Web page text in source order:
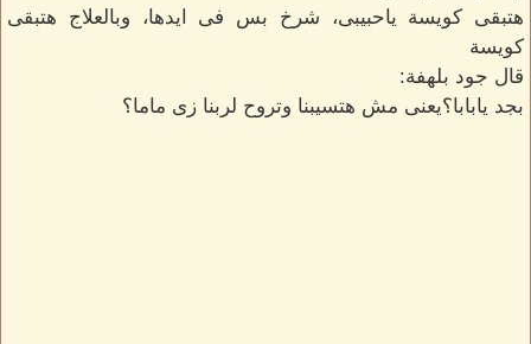
هتبقى كويسة ياحبيبى، شرخ بس فى ايدها، وبالعلاج هتبقى
كويسة
قال جود بلهفة:
بجد يابابا؟يعنى مش هتسيبنا وتروح لربنا زى ماما؟